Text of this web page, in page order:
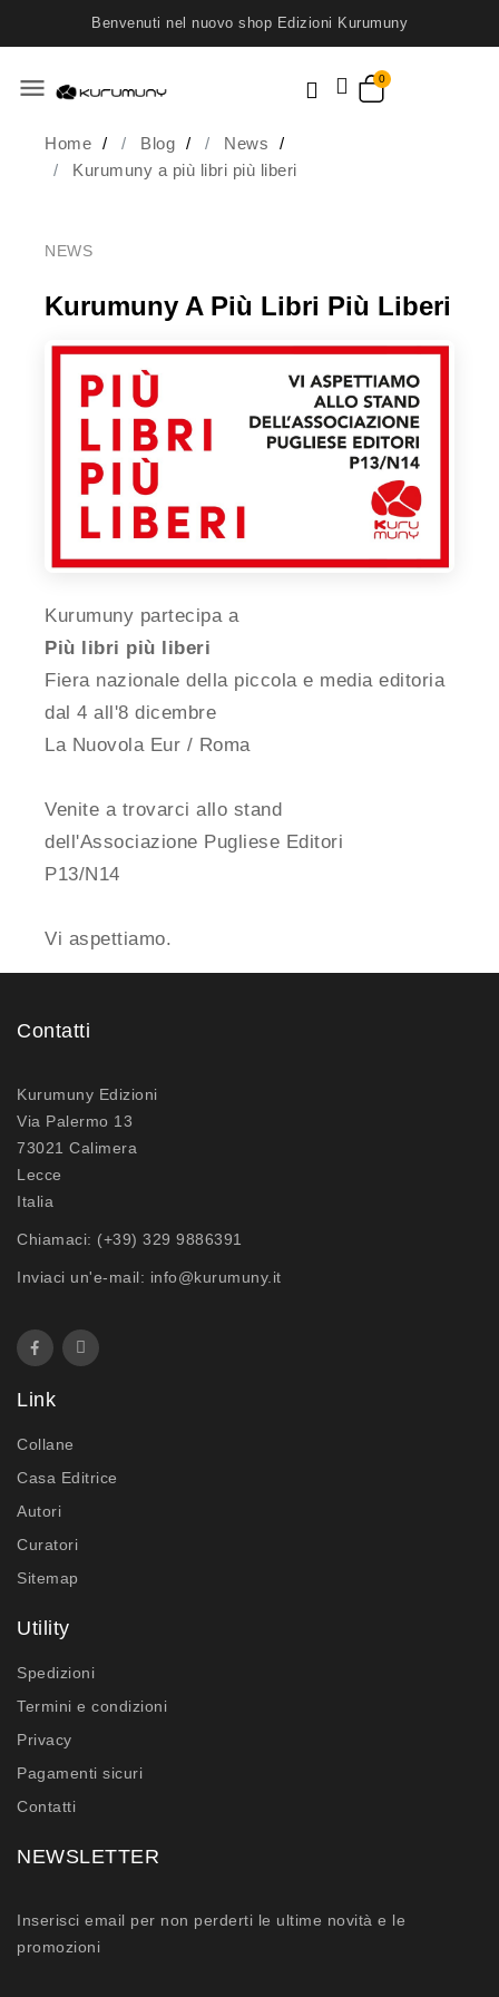
Benvenuti nel nuovo shop Edizioni Kurumuny
menu
Home Blog
News
Kurumuny a più libri più liberi
NEWS
Kurumuny A Più Libri Più Liberi
Kurumuny partecipa a
Più libri più liberi
Fiera nazionale della piccola e media editoria
dal 4 all'8 dicembre
La Nuovola Eur / Roma
Venite a trovarci allo stand
dell'Associazione Pugliese Editori
P13/N14
Vi aspettiamo.
Contatti
Kurumuny Edizioni
Via Palermo 13
73021 Calimera
Lecce
Italia
Chiamaci: (+39) 329 9886391
Inviaci un'e-mail: info@kurumuny.it
Link
Collane
Casa Editrice
Autori
Curatori
Sitemap
Utility
Spedizioni
Termini e condizioni
Privacy
Pagamenti sicuri
Contatti
NEWSLETTER
Inserisci email per non perderti le ultime novità e le
promozioni